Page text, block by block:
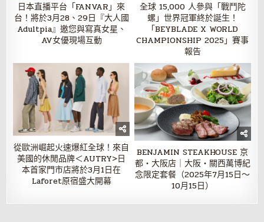
日本直播平台「FANVAR」來
台！將於3月28、29日『大人國
Adultpia』邀您與寫真女星、
AV女優現場互動
全球 15,000 人參與「戰鬥陀
螺」世界冠軍終於誕生！
「BEYBLADE X WORLD
CHAMPIONSHIP 2025」賽事
報告
從歐洲崛起火速爆紅全球！來自
美國的休閒品牌＜AUTRY>日
本首家門市店將於3月1日在
Laforet原宿盛大開幕
BENJAMIN STEAKHOUSE 京
都・大阪店｜大阪・關西萬博紀
念限定套餐（2025年7月15日～
10月15日）